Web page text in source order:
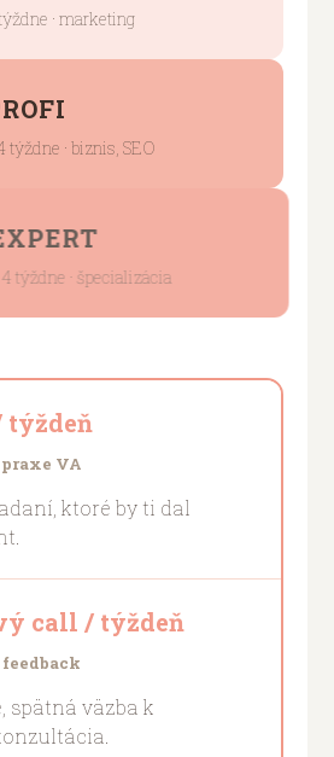
· marketing
týždne · biznis, SEO
týždne · špecializácia
týždeň
VA
ktoré by ti dal
call / týždeň
spätná väzba k